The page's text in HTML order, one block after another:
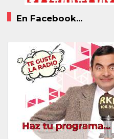
En Facebook...